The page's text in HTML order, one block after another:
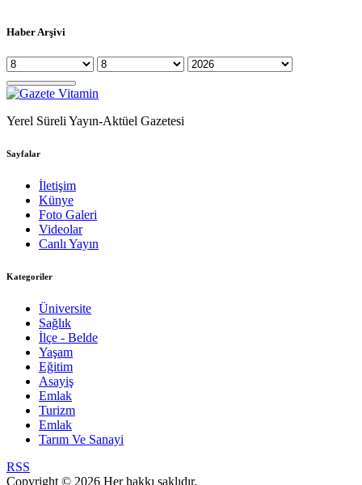
Haber Arşivi
Yerel Süreli Yayın-Aktüel Gazetesi
Sayfalar
İletişim
Künye
Foto Galeri
Videolar
Canlı Yayın
Kategoriler
Üniversite
Sağlık
İlçe - Belde
Yaşam
Eğitim
Asayiş
Emlak
Turizm
Emlak
Tarım Ve Sanayi
RSS
Copyright © 2026 Her hakkı saklıdır.